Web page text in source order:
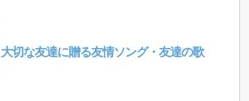
大切な友達に贈る友情ソング・友達の歌